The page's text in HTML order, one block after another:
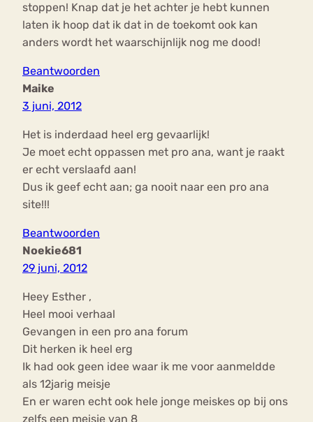
stoppen! Knap dat je het achter je hebt kunnen
laten ik hoop dat ik dat in de toekomt ook kan
anders wordt het waarschijnlijk nog me dood!
Beantwoorden
Maike
3 juni, 2012
Het is inderdaad heel erg gevaarlijk!
Je moet echt oppassen met pro ana, want je raakt
er echt verslaafd aan!
Dus ik geef echt aan; ga nooit naar een pro ana
site!!!
Beantwoorden
Noekie681
29 juni, 2012
Heey Esther ,
Heel mooi verhaal
Gevangen in een pro ana forum
Dit herken ik heel erg
Ik had ook geen idee waar ik me voor aanmeldde
als 12jarig meisje
En er waren echt ook hele jonge meiskes op bij ons
zelfs een meisje van 8